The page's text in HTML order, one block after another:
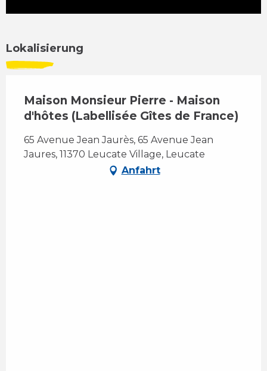
Lokalisierung
Maison Monsieur Pierre - Maison
d'hôtes (Labellisée Gîtes de France)
65 Avenue Jean Jaurès, 65 Avenue Jean
Jaures, 11370 Leucate Village, Leucate
Anfahrt